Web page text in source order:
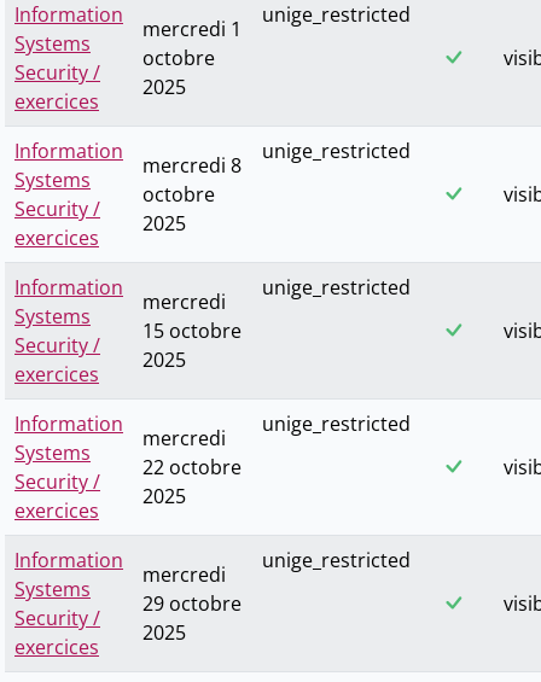
Information
Systems
Security /
exercices
mercredi 1
octobre
2025
unige_restricted
Information
Systems
Security /
exercices
mercredi 8
octobre
2025
unige_restricted
Information
Systems
Security /
exercices
mercredi
15 octobre
2025
unige_restricted
Information
Systems
Security /
exercices
mercredi
22 octobre
2025
unige_restricted
Information
Systems
Security /
exercices
mercredi
29 octobre
2025
unige_restricted